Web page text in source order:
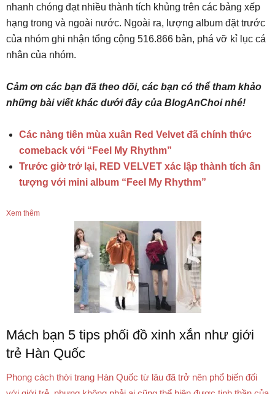
nhanh chóng đạt nhiều thành tích khủng trên các bảng xếp
hạng trong và ngoài nước. Ngoài ra, lượng album đặt trước
của nhóm ghi nhận tổng cộng 516.866 bản, phá vỡ kỉ lục cá
nhân của nhóm.
Cảm ơn các bạn đã theo dõi, các bạn có thể tham khảo
những bài viết khác dưới đây của BlogAnChoi nhé!
Các nàng tiên mùa xuân Red Velvet đã chính thức
comeback với “Feel My Rhythm”
Trước giờ trở lại, RED VELVET xác lập thành tích ấn
tượng với mini album “Feel My Rhythm”
Xem thêm
Mách bạn 5 tips phối đồ xinh xắn như giới
trẻ Hàn Quốc
Phong cách thời trang Hàn Quốc từ lâu đã trở nên phổ biến đối